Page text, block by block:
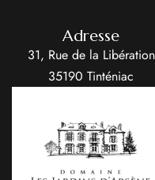
Adresse
31, Rue de la Libération
35190 Tinténiac